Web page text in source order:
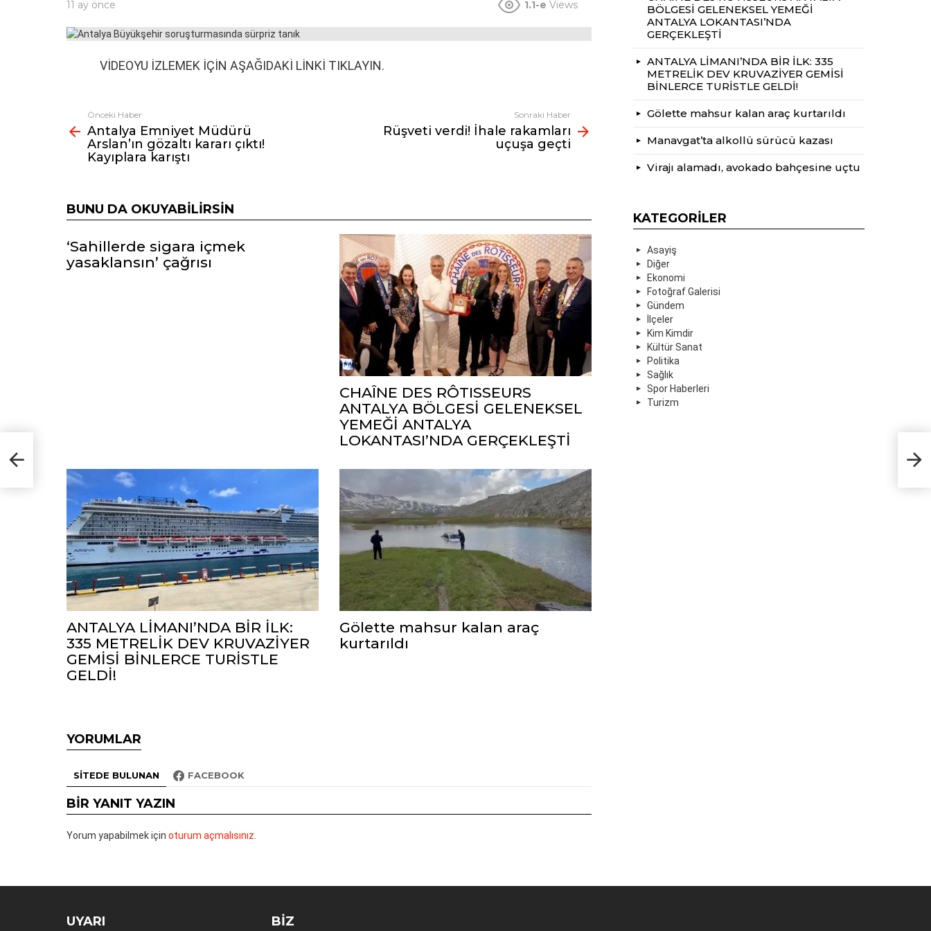
11 ay önce 1.1-e Views
VİDEOYU İZLEMEK İÇİN AŞAĞIDAKİ LİNKİ TIKLAYIN.
Fazlasına
bak
Önceki Haber
Antalya Emniyet Müdürü
Arslan’ın gözaltı kararı çıktı!
Kayıplara karıştı
Sonraki Haber
Rüşveti verdi! İhale rakamları
uçuşa geçti
BUNU DA OKUYABILIRSIN
‘Sahillerde sigara içmek
yasaklansın’ çağrısı
CHAÎNE DES RÔTISSEURS
ANTALYA BÖLGESİ GELENEKSEL
YEMEĞİ ANTALYA
LOKANTASI’NDA GERÇEKLEŞTİ
ANTALYA LİMANI’NDA BİR İLK:
335 METRELİK DEV KRUVAZİYER
GEMİSİ BİNLERCE TURİSTLE
GELDİ!
Gölette mahsur kalan araç
kurtarıldı
YORUMLAR
SITEDE BULUNAN FACEBOOK
BIR YANIT YAZIN
Yorum yapabilmek için oturum açmalısınız
BÖLGESİ GELENEKSEL YEMEĞİ
ANTALYA LOKANTASI’NDA
GERÇEKLEŞTİ
ANTALYA LİMANI’NDA BİR İLK: 335
METRELİK DEV KRUVAZİYER GEMİSİ
BİNLERCE TURİSTLE GELDİ!
Gölette mahsur kalan araç kurtarıldı
Manavgat’ta alkollü sürücü kazası
Virajı alamadı, avokado bahçesine uçtu
KATEGORILER
Asayiş
Diğer
Ekonomi
Fotoğraf Galerisi
Gündem
İlçeler
Kim Kimdir
Kültür Sanat
Politika
Sağlık
Spor Haberleri
Turizm
UYARI BIZ